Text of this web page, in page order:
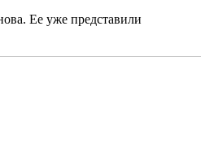
Ее уже представили